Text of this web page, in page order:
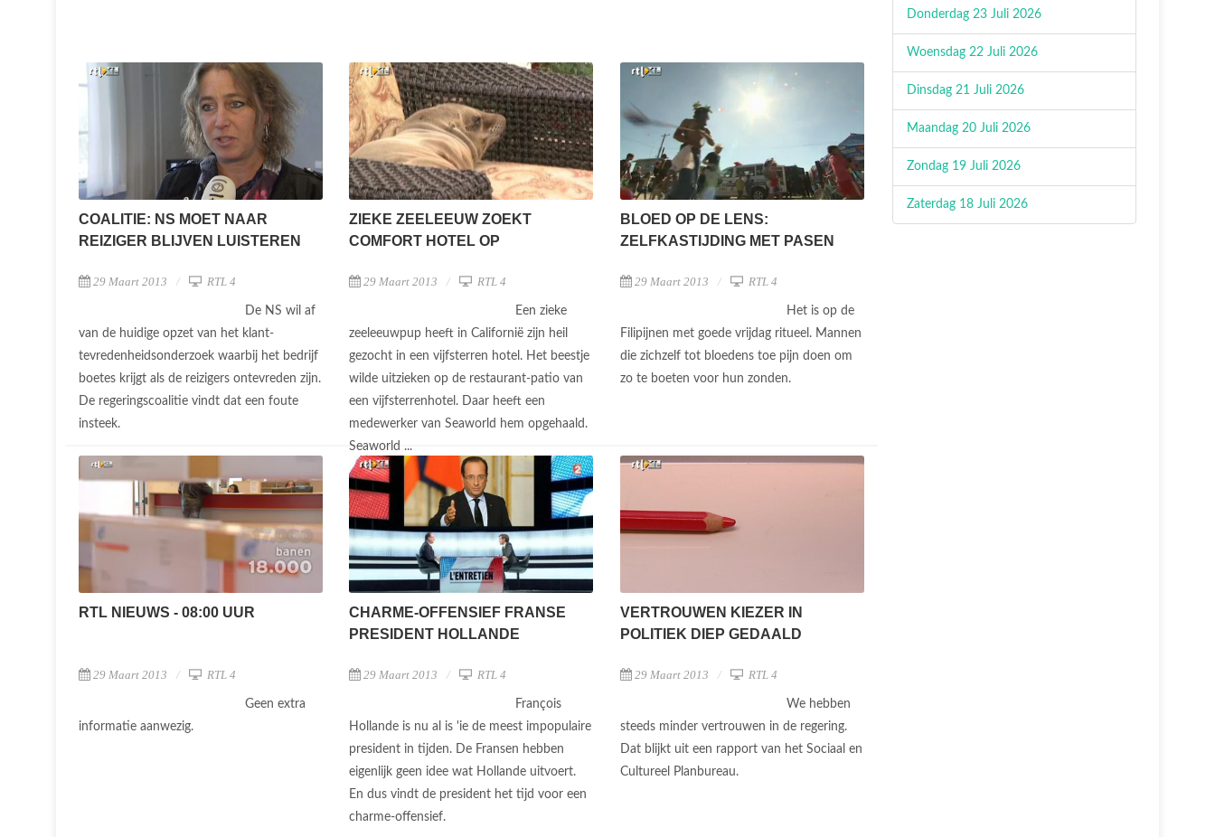
COALITIE: NS MOET NAAR
REIZIGER BLIJVEN LUISTEREN
29 Maart 2013 RTL 4
De NS wil af
van de huidige opzet van het klant-
tevredenheidsonderzoek waarbij het bedrijf
boetes krijgt als de reizigers ontevreden zijn.
De regeringscoalitie vindt dat een foute
insteek.
ZIEKE ZEELEEUW ZOEKT
COMFORT HOTEL OP
29 Maart 2013 RTL 4
Een zieke
zeeleeuwpup heeft in Californië zijn heil
gezocht in een vijfsterren hotel. Het beestje
wilde uitzieken op de restaurant-patio van
een vijfsterrenhotel. Daar heeft een
medewerker van Seaworld hem opgehaald.
Seaworld ...
BLOED OP DE LENS:
ZELFKASTIJDING MET PASEN
29 Maart 2013 RTL 4
Het is op de
Filipijnen met goede vrijdag ritueel. Mannen
die zichzelf tot bloedens toe pijn doen om
zo te boeten voor hun zonden.
RTL NIEUWS - 08:00 UUR
29 Maart 2013 RTL 4
Geen extra
informatie aanwezig.
CHARME-OFFENSIEF FRANSE
PRESIDENT HOLLANDE
29 Maart 2013 RTL 4
François
Hollande is nu al is 'ie de meest impopulaire
president in tijden. De Fransen hebben
eigenlijk geen idee wat Hollande uitvoert.
En dus vindt de president het tijd voor een
charme-offensief.
VERTROUWEN KIEZER IN
POLITIEK DIEP GEDAALD
29 Maart 2013 RTL 4
We hebben
steeds minder vertrouwen in de regering.
Dat blijkt uit een rapport van het Sociaal en
Cultureel Planbureau.
Donderdag 23 Juli 2026
Woensdag 22 Juli 2026
Dinsdag 21 Juli 2026
Maandag 20 Juli 2026
Zondag 19 Juli 2026
Zaterdag 18 Juli 2026